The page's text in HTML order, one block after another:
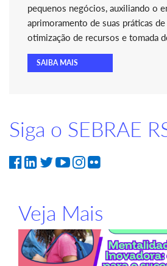
pequenos negócios, auxiliando o
aprimoramento de suas práticas
otimização de recursos e tomada
SAIBA MAIS
Siga o SEBRAE
Veja Mais